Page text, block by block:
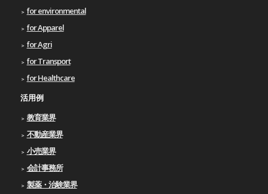
for environmental
for Apparel
for Agri
for Transport
for Healthcare
活用例
教育業界
不動産業界
小売業界
会計事務所
製薬・治験業界